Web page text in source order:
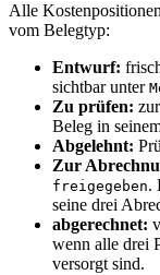
Alle
vom Belegtyp:
Entwurf:
sichtbar unter
Zu prüfen:
Beleg in
Abgelehnt:
Zur
freigegeben.
seine drei
abgerechnet:
wenn alle drei
versorgt sind.